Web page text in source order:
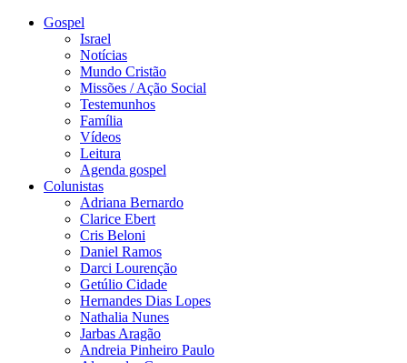
Gospel
Israel
Notícias
Mundo Cristão
Missões / Ação Social
Testemunhos
Família
Vídeos
Leitura
Agenda gospel
Colunistas
Adriana Bernardo
Clarice Ebert
Cris Beloni
Daniel Ramos
Darci Lourenção
Getúlio Cidade
Hernandes Dias Lopes
Nathalia Nunes
Jarbas Aragão
Andreia Pinheiro Paulo